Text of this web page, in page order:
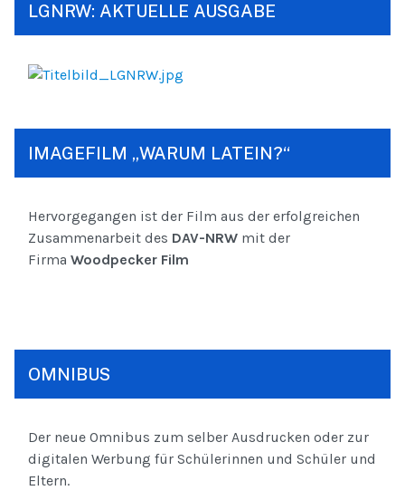
LGNRW: AKTUELLE AUSGABE
IMAGEFILM „WARUM LATEIN?“
Hervorgegangen ist der Film aus der erfolgreichen
Zusammenarbeit des DAV-NRW mit der
Firma Woodpecker Film
OMNIBUS
Der neue Omnibus zum selber Ausdrucken oder zur
digitalen Werbung für Schülerinnen und Schüler und
Eltern.